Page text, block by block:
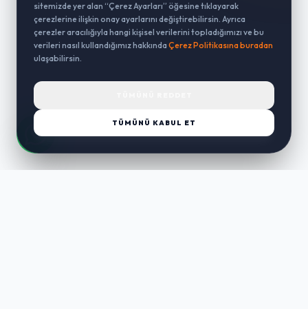
sitemizde yer alan “Çerez Ayarları” öğesine tıklayarak
çerezlerine ilişkin onay ayarlarını değiştirebilirsin. Ayrıca
çerezler aracılığıyla hangi kişisel verilerini topladığımızı ve bu
verileri nasıl kullandığımız hakkında Çerez Politikasına buradan
ulaşabilirsin.
TÜMÜNÜ KABUL ET